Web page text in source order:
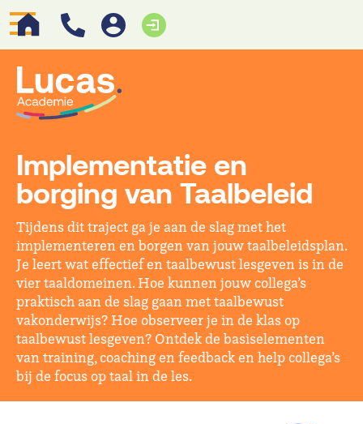
Implementatie en
borging van Taalbeleid
Tijdens dit traject ga je aan de slag met het
implementeren en borgen van jouw taalbeleidsplan.
Je leert wat effectief en taalbewust lesgeven is in de
vier taaldomeinen. Hoe kunnen jouw collega’s
praktisch aan de slag gaan met taalbewust
vakonderwijs? Hoe observeer je in de klas op
taalbewust lesgeven? Ontdek de basiselementen
van training, coaching en feedback en help collega’s
bij de focus op taal in de les.